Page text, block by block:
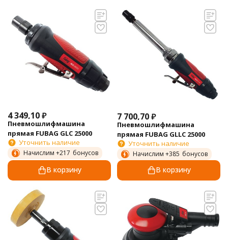
4 349,10₽
Пневмошлифмашина
прямая FUBAG GLC 25000
Уточнить наличие
Начислим +217 бонусов
В корзину
7 700,70₽
Пневмошлифмашина
прямая FUBAG GLLC 25000
Уточнить наличие
Начислим +385 бонусов
В корзину